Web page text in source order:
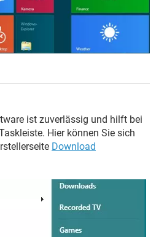
ist zuverlässig und hilft bei
Hier können Sie sich
Download